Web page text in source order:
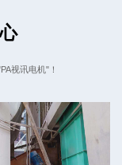
视讯电机"！